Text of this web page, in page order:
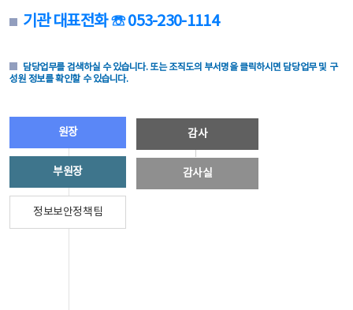
기관 대표전화 ☏ 053-230-1114
담당업무를 검색하실 수 있습니다. 또는 조직도의 부서명을 클릭하시면 담당업무 및 구
성원 정보를 확인할 수 있습니다.
원장
부원장
정보보안정책팀
감사
감사실